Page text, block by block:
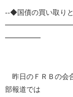
--◆国債の買い取り
━━━━━
昨日のＦＲＢの会
部報道では